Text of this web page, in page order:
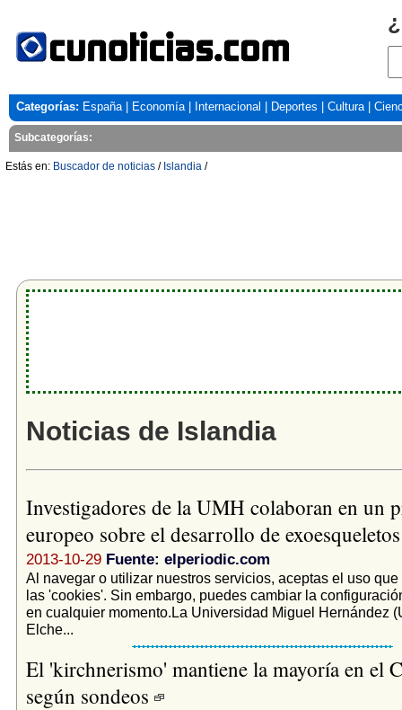
Categorías: España| Economía| Internacional Deportes Cultura|
Subcategorías:
Estás en: Buscador de noticias / Islandia /
Noticias de Islandia
Investigadores de la UMH colaboran en un
europeo sobre el desarrollo de
2013-10-29 Fuente: elperiodic.com
Al navegar o utilizar nuestros servicios, aceptas el uso
las 'cookies'. Sin embargo, puedes cambiar la
en cualquier momento.La Universidad Miguel Hernández
Elche...
El 'kirchnerismo' mantiene la mayoría en el
según sondeos